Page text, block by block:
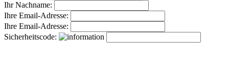
Ihr Nachname:
Ihre Email-Adresse:
Ihre Email-Adresse:
Sicherheitscode: